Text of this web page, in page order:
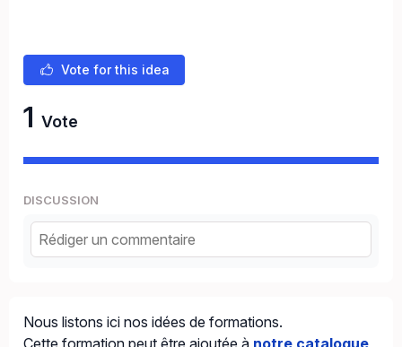
Vote for this idea
1 Vote
DISCUSSION
Nous listons ici nos idées de formations.
Cette formation peut être ajoutée à notre catalogue